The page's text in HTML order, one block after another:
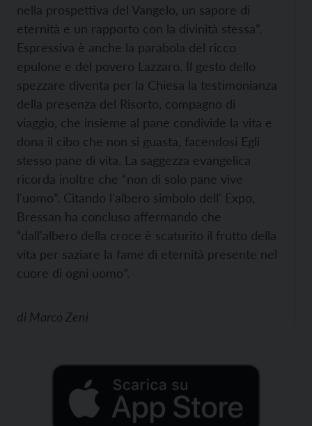
nella prospettiva del Vangelo, un sapore di
eternità e un rapporto con la divinità stessa”.
Espressiva è anche la parabola del ricco
epulone e del povero Lazzaro. Il gesto dello
spezzare diventa per la Chiesa la testimonianza
della presenza del Risorto, compagno di
viaggio, che insieme al pane condivide la vita e
dona il cibo che non si guasta, facendosi Egli
stesso pane di vita. La saggezza evangelica
ricorda inoltre che “non di solo pane vive
l'uomo”. Citando l'albero simbolo dell' Expo,
Bressan ha concluso affermando che
“dall'albero della croce è scaturito il frutto della
vita per saziare la fame di eternità presente nel
cuore di ogni uomo”.
di Marco Zeni